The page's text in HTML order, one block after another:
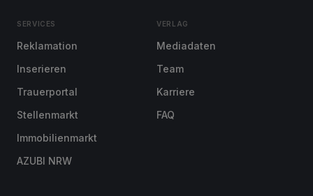
SERVICES
Reklamation
Inserieren
Trauerportal
Stellenmarkt
Immobilienmarkt
AZUBI NRW
VERLAG
Mediadaten
Team
Karriere
FAQ